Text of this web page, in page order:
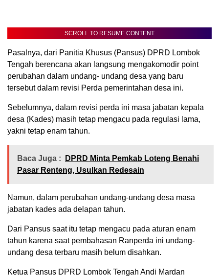
SCROLL TO RESUME CONTENT
Pasalnya, dari Panitia Khusus (Pansus) DPRD Lombok
Tengah berencana akan langsung mengakomodir point
perubahan dalam undang- undang desa yang baru
tersebut dalam revisi Perda pemerintahan desa ini.
Sebelumnya, dalam revisi perda ini masa jabatan kepala
desa (Kades) masih tetap mengacu pada regulasi lama,
yakni tetap enam tahun.
Baca Juga :
DPRD Minta Pemkab Loteng Benahi
Pasar Renteng, Usulkan Redesain
Namun, dalam perubahan undang-undang desa masa
jabatan kades ada delapan tahun.
Dari Pansus saat itu tetap mengacu pada aturan enam
tahun karena saat pembahasan Ranperda ini undang-
undang desa terbaru masih belum disahkan.
Ketua Pansus DPRD Lombok Tengah Andi Mardan